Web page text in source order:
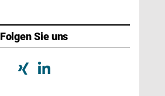
Folgen Sie uns